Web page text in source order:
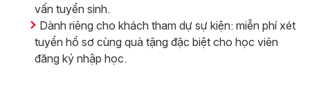
vấn tuyển sinh.
Dành riêng cho khách tham dự sự kiện: miễn phí xét
tuyển hồ sơ cùng quà tặng đặc biệt cho học viên
đăng ký nhập học.